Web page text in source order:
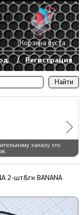
заказу это
/ Регистрация
Корзина пуста
2-шт&гн BANANA